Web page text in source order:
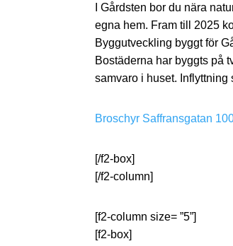
I Gårdsten bor du nära
egna hem. Fram till 2025
Byggutveckling byggt för
Bostäderna har byggts på
samvaro i huset.
Broschyr Saffransgatan
[/f2-box]
[/f2-column]
[f2-column size= ”5”]
[f2-box]